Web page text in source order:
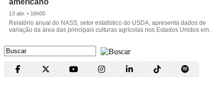
13 abr. • 16h00
Relatório anual do NASS, setor estatístico do USDA, apresenta dados de
variação da área das principais culturas agrícolas nos Estados Unidos em.